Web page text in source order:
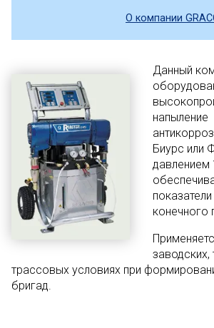
О компании
Данный
напыление
Биурс или
давлением
конечного
заводских,
трассовых условиях при
бригад.